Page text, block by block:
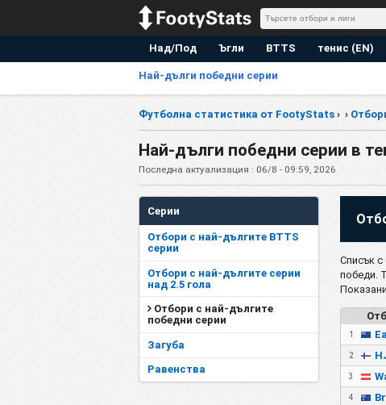
Над/Под Ъгли BTTS тенис (EN)
Най-дълги победни серии
Футболна статистика от FootyStats › ›
Най-дълги победни серии в
Последна актуализация : 06/8 - 09:59, 2026
Серии
Отбори с най-дългите BTTS
серии
Отбори с най-дългите серии
над 2.5 гола
Отбори с най-дългите
победни серии
Загуба
Равенства
Списък с
победи.
1
2
3
4